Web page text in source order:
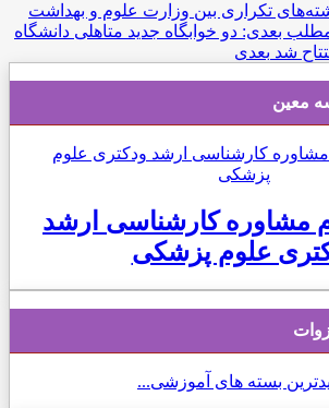
تکراری بین وزارت علوم و بهداشت
بعدی: دو خوابگاه جدید متاهلی دانشگاه
شد بعدی
معین
مشاوره کارشناسی ارشد
علوم پزشکی
بسته های آموزشی...